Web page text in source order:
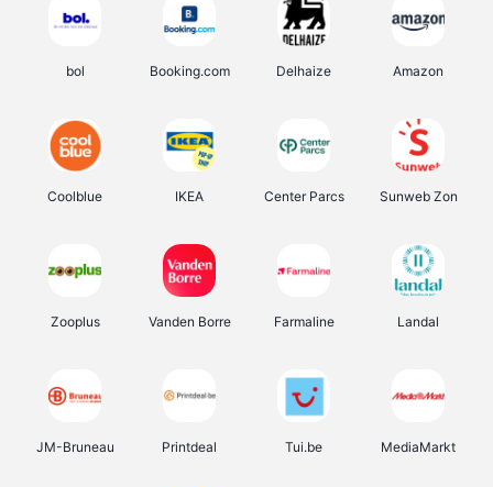
bol Booking.com Delhaize Amazon
Coolblue IKEA Center Parcs Sunweb Zon
Zooplus Vanden Borre Farmaline Landal
JM-Bruneau Printdeal Tui.be MediaMarkt